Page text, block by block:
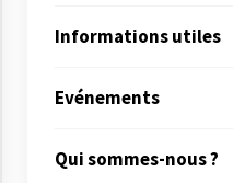
Informations utiles
Evénements
Qui sommes-nous ?